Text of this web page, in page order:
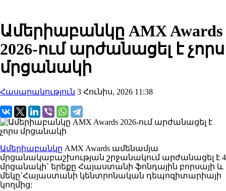
Ամերիաբանկը AMX Awards
2026-ում արժանացել է չորս
մրցանակի
Հասարակություն 3 Հունիս, 2026 11:38
Ամերիաբանկը AMX Awards ամենամյա
մրցանակաբաշխության շրջանակում արժանացել է 4
մրցանակի` երեքը Հայաստանի ֆոնդային բորսայի և
մեկը`Հայաստանի կենտրոնական դեպոզիտարիայի
կողմից: